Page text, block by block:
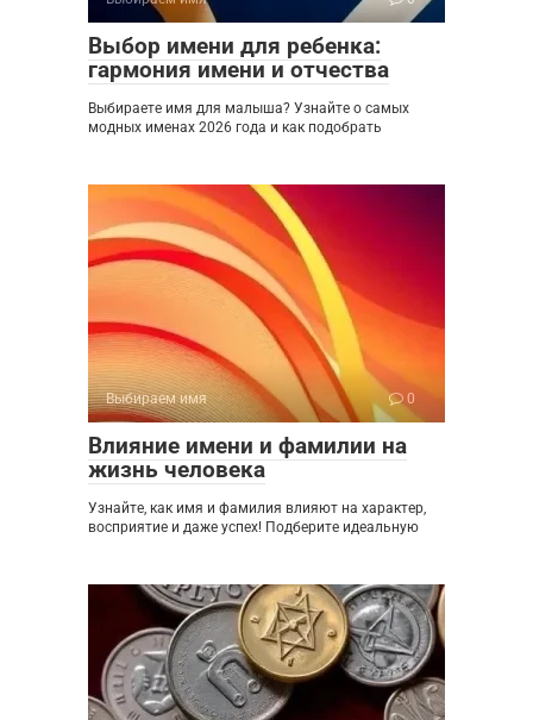
Выбор имени для ребенка:
гармония имени и отчества
Выбираете имя для малыша? Узнайте о самых
модных именах 2026 года и как подобрать
Выбираем имя 0
Влияние имени и фамилии на
жизнь человека
Узнайте, как имя и фамилия влияют на характер,
восприятие и даже успех! Подберите идеальную